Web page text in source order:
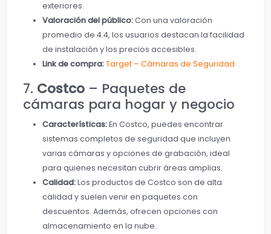
exteriores.
Valoración del público:Con una valoración
promedio de 4.4, los usuarios destacan la facilidad
de instalación y los precios accesibles.
Link de compra:Target – Cámaras de Seguridad
7. Costco – Paquetes de
cámaras para hogar y negocio
Características:En Costco, puedes encontrar
sistemas completos de seguridad que incluyen
varias cámaras y opciones de grabación, ideal
para quienes necesitan cubrir áreas amplias.
Calidad:Los productos de Costco son de alta
calidad y suelen venir en paquetes con
descuentos. Además, ofrecen opciones con
almacenamiento en la nube.